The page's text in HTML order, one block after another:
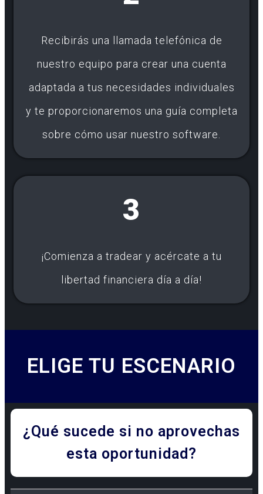
Recibirás una llamada telefónica de
nuestro equipo para crear una cuenta
adaptada a tus necesidades individuales
y te proporcionaremos una guía completa
sobre cómo usar nuestro software.
3
¡Comienza a tradear y acércate a tu
libertad financiera día a día!
ELIGE TU ESCENARIO
¿Qué sucede si no aprovechas
esta oportunidad?